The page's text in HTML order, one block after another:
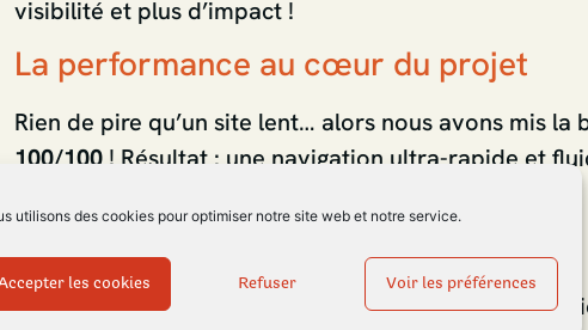
utilisons des cookies pour optimiser notre site web et notre service.
les cookies Refuser Voir les préférences
visibilité et plus d’impact !
La performance au cœur du projet
Rien de pire qu’un site lent… alors nous avons mis la
100/100 ! Résultat : une navigation ultra-rapide et
Une collaboration de confiance
Ce projet a été réalisé par 2L’AGENCE, en